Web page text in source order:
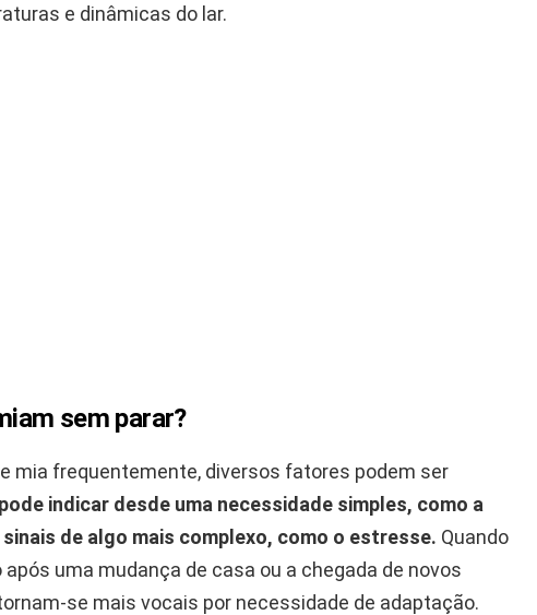
e dinâmicas do lar.
sem parar?
mia frequentemente, diversos fatores podem ser
indicar desde uma necessidade simples, como a
de algo mais complexo, como o estresse. Quando
uma mudança de casa ou a chegada de novos
se mais vocais por necessidade de adaptação.